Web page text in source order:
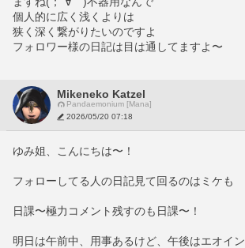
個人的に広く浅くよりは
狭く深く繋がりたいのですよ
フォロワー様の日記は目は通してますよ〜
Mikeneko Katzel
Pandaemonium [Mana]
2026/05/20 07:18
ゆみ姐、こんにちは〜！
フォローしてる人の日記見て回るのはミケも
日課〜極力コメント残すのも日課〜！
明日は午前中、用事あるけど、午後はエオイン